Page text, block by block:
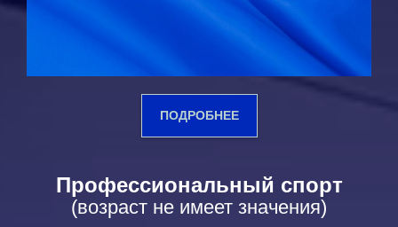
ПОДРОБНЕЕ
Профессиональный спорт
(возраст не имеет значения)